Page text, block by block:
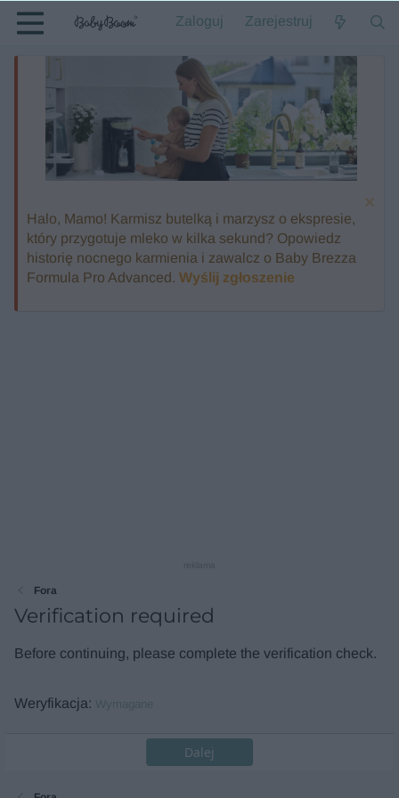
Zaloguj Zarejestruj
Halo, Mamo! Karmisz butelką i marzysz o ekspresie,
który przygotuje mleko w kilka sekund? Opowiedz
historię nocnego karmienia i zawalcz o Baby Brezza
Formula Pro Advanced. Wyślij zgłoszenie
Fora
Verification required
Before continuing, please complete the verification check.
Weryfikacja Wymagane
Dalej